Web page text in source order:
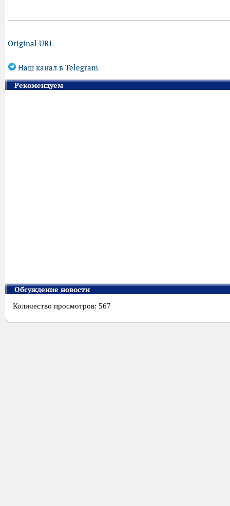
Original URL
Наш канал в Telegram
Рекомендуем
Обсуждение новости
Количество просмотров: 567